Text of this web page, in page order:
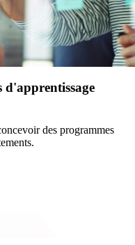
d'apprentissage
des programmes